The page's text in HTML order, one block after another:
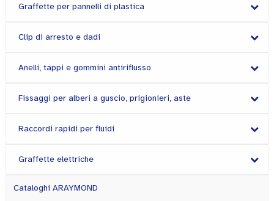
Graffette per pannelli di plastica
Clip di arresto e dadi
Anelli, tappi e gommini antiriflusso
Fissaggi per alberi a guscio, prigionieri, aste
Raccordi rapidi per fluidi
Graffette elettriche
Cataloghi ARAYMOND